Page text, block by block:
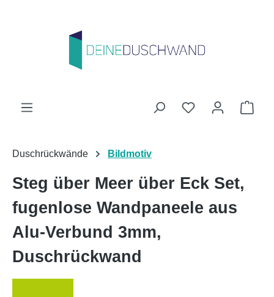
Du hast 0
Duschrückwände Bildmotiv
Steg über Meer über Eck Set,
fugenlose Wandpaneele aus
Alu-Verbund 3mm,
Duschrückwand